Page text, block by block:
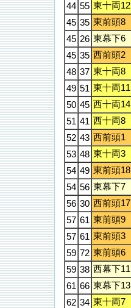
44 55 東十両12
45 35 東前頭8
45 26 東幕下6
45 35 西前頭2
48 37 東十両8
49 51 東十両11
50 45 西十両14
51 41 西十両8
52 43 西前頭1
53 48 東十両3
54 49 東前頭18
54 56 東幕下7
56 30 西前頭17
57 61 東前頭9
57 61 東前頭3
59 72 東前頭6
59 38 西幕下11
61 66 東幕下13
62 34 東十両7